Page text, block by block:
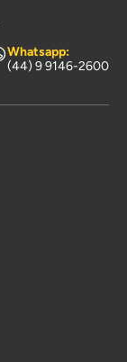
Whatsapp:
(44) 9 9146-2600